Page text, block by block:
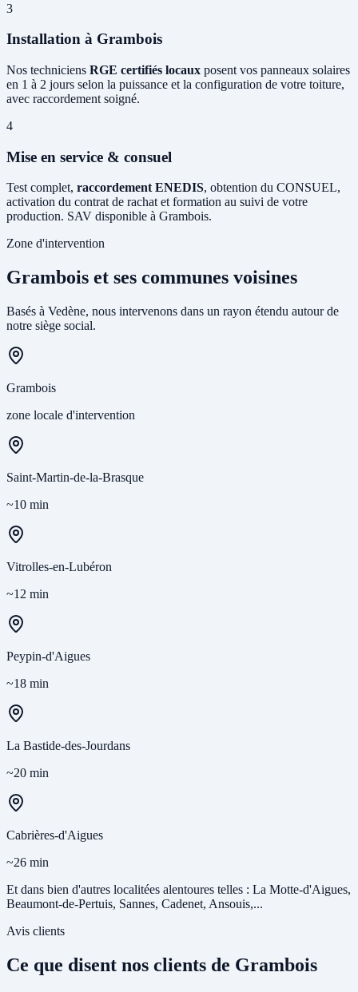
3
Installation à Grambois
Nos techniciens RGE certifiés locaux posent vos panneaux solaires
en 1 à 2 jours selon la puissance et la configuration de votre toiture,
avec raccordement soigné.
4
Mise en service & consuel
Test complet, raccordement ENEDIS, obtention du CONSUEL,
activation du contrat de rachat et formation au suivi de votre
production. SAV disponible à Grambois.
Zone d'intervention
Grambois et ses communes voisines
Basés à Vedène, nous intervenons dans un rayon étendu autour de
notre siège social.
Grambois
zone locale d'intervention
Saint-Martin-de-la-Brasque
~10 min
Vitrolles-en-Lubéron
~12 min
Peypin-d'Aigues
~18 min
La Bastide-des-Jourdans
~20 min
Cabrières-d'Aigues
~26 min
Et dans bien d'autres localitées alentoures telles : La Motte-d'Aigues,
Beaumont-de-Pertuis, Sannes, Cadenet, Ansouis,...
Avis clients
Ce que disent nos clients de Grambois